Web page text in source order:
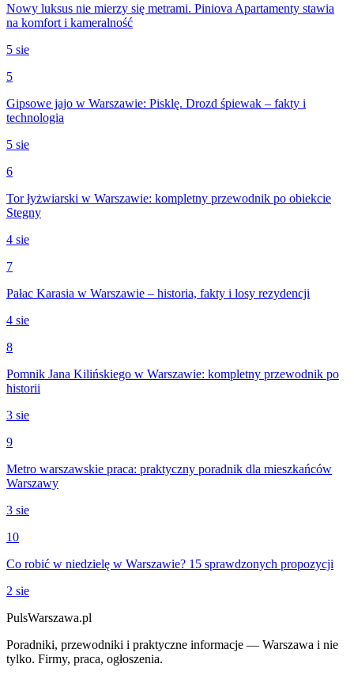
Nowy luksus nie mierzy się metrami. Piniova Apartamenty stawia
na komfort i kameralność
5 sie
5
Gipsowe jajo w Warszawie: Pisklę. Drozd śpiewak – fakty i
technologia
5 sie
6
Tor łyżwiarski w Warszawie: kompletny przewodnik po obiekcie
Stegny
4 sie
7
Pałac Karasia w Warszawie – historia, fakty i losy rezydencji
4 sie
8
Pomnik Jana Kilińskiego w Warszawie: kompletny przewodnik po
historii
3 sie
9
Metro warszawskie praca: praktyczny poradnik dla mieszkańców
Warszawy
3 sie
10
Co robić w niedzielę w Warszawie? 15 sprawdzonych propozycji
2 sie
PulsWarszawa.pl
Poradniki, przewodniki i praktyczne informacje — Warszawa i nie
tylko. Firmy, praca, ogłoszenia.